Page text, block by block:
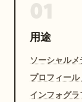
用途
ソーシャル
プロフィー
インフォグ